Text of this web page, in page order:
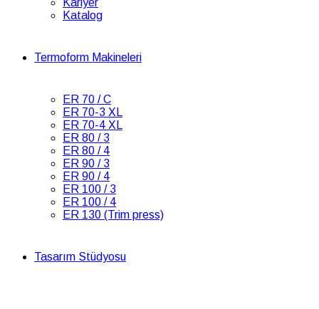
Katalog
Termoform Makineleri
ER 70 / C
ER 70-3 XL
ER 70-4 XL
ER 80 / 3
ER 80 / 4
ER 90 / 3
ER 90 / 4
ER 100 / 3
ER 100 / 4
ER 130 (Trim press)
Tasarım Stüdyosu